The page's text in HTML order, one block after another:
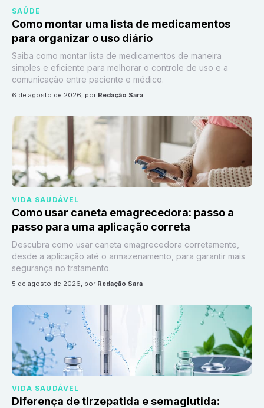
SAÚDE
Como montar uma lista de medicamentos
para organizar o uso diário
Saiba como montar lista de medicamentos de maneira
simples e eficiente para melhorar o controle de uso e a
comunicação entre paciente e médico.
6 de agosto de 2026, por Redação Sara
VIDA SAUDÁVEL
Como usar caneta emagrecedora: passo a
passo para uma aplicação correta
Descubra como usar caneta emagrecedora corretamente,
desde a aplicação até o armazenamento, para garantir mais
segurança no tratamento.
5 de agosto de 2026, por Redação Sara
VIDA SAUDÁVEL
Diferença de tirzepatida e semaglutida: